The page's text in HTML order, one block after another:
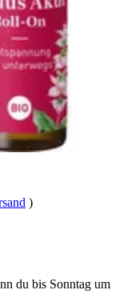
)
du bis Sonntag um